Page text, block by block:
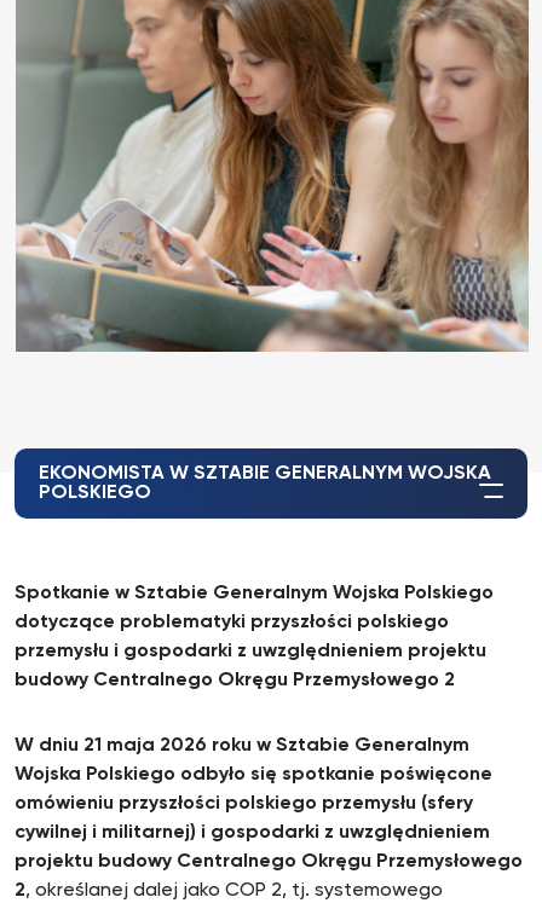
EKONOMISTA W SZTABIE GENERALNYM WOJSKA
POLSKIEGO
Spotkanie w Sztabie Generalnym Wojska Polskiego
dotyczące problematyki przyszłości polskiego
przemysłu i gospodarki z uwzględnieniem projektu
budowy Centralnego Okręgu Przemysłowego 2
W dniu 21 maja 2026 roku w Sztabie Generalnym
Wojska Polskiego odbyło się spotkanie poświęcone
omówieniu przyszłości polskiego przemysłu (sfery
cywilnej i militarnej) i gospodarki z uwzględnieniem
projektu budowy Centralnego Okręgu Przemysłowego
2, określanej dalej jako COP 2, tj. systemowego